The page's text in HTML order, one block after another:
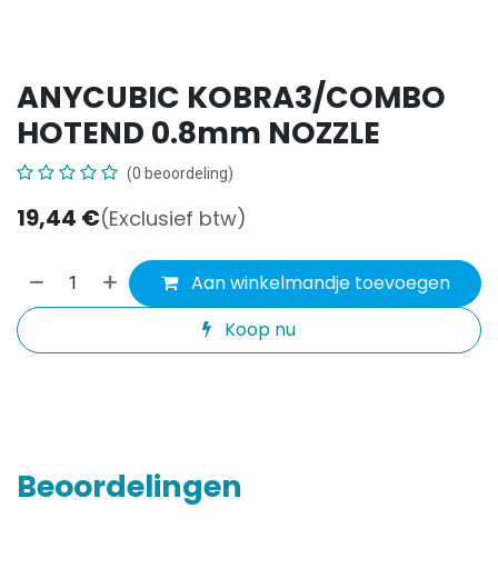
ANYCUBIC KOBRA3/COMBO
HOTEND 0.8mm NOZZLE
(0 beoordeling)
19,44 €(Exclusief btw)
Aan winkelmandje toevoegen
Koop nu
Beoordelingen